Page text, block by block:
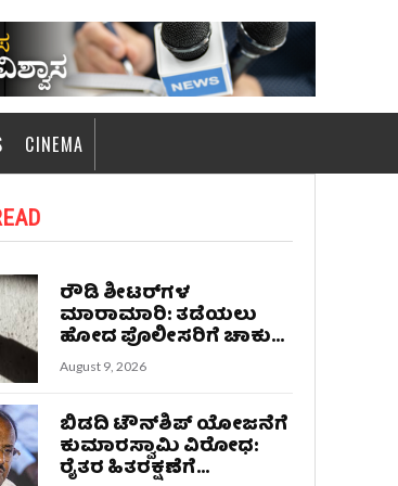
CINEMA
ರೌಡಿ ಶೀಟರ್‌ಗಳ
ಮಾರಾಮಾರಿ: ತಡೆಯಲು
ಹೋದ ಪೊಲೀಸರಿಗೆ ಚಾಕು...
August 9, 2026
ಬಿಡದಿ ಟೌನ್‌ಶಿಪ್ ಯೋಜನೆಗೆ
ಕುಮಾರಸ್ವಾಮಿ ವಿರೋಧ:
ರೈತರ ಹಿತರಕ್ಷಣೆಗೆ...